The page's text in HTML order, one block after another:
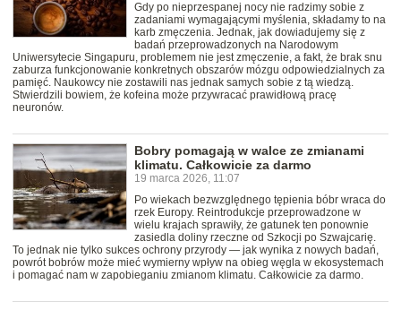
Gdy po nieprzespanej nocy nie radzimy sobie z
zadaniami wymagającymi myślenia, składamy to na
karb zmęczenia. Jednak, jak dowiadujemy się z
badań przeprowadzonych na Narodowym
Uniwersytecie Singapuru, problemem nie jest zmęczenie, a fakt, że brak snu
zaburza funkcjonowanie konkretnych obszarów mózgu odpowiedzialnych za
pamięć. Naukowcy nie zostawili nas jednak samych sobie z tą wiedzą.
Stwierdzili bowiem, że kofeina może przywracać prawidłową pracę
neuronów.
Bobry pomagają w walce ze zmianami
klimatu. Całkowicie za darmo
19 marca 2026, 11:07
Po wiekach bezwzględnego tępienia bóbr wraca do
rzek Europy. Reintrodukcje przeprowadzone w
wielu krajach sprawiły, że gatunek ten ponownie
zasiedla doliny rzeczne od Szkocji po Szwajcarię.
To jednak nie tylko sukces ochrony przyrody — jak wynika z nowych badań,
powrót bobrów może mieć wymierny wpływ na obieg węgla w ekosystemach
i pomagać nam w zapobieganiu zmianom klimatu. Całkowicie za darmo.